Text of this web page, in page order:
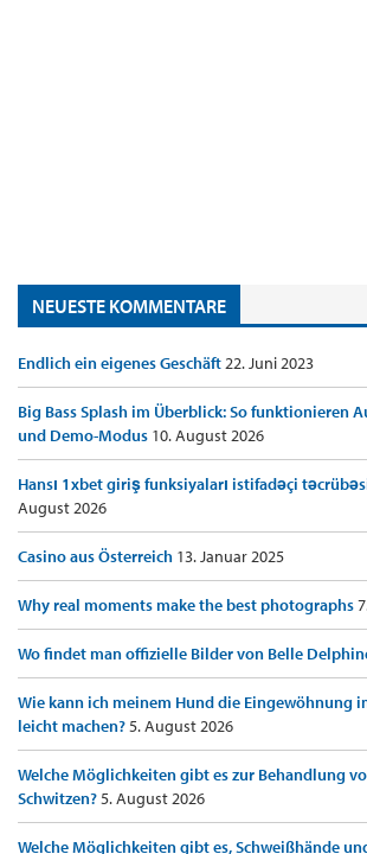
NEUESTE KOMMENTARE
Endlich ein eigenes Geschäft22. Juni 2023
Big Bass Splash im Überblick: So funktionieren
und Demo-Modus 10. August 2026
Hansı 1xbet giriş funksiyaları istifadəçi
August 2026
Casino aus Österreich 13. Januar 2025
Why real moments make the best photographs
Wo findet man offizielle Bilder von Belle
Wie kann ich meinem Hund die Eingewöhnung
leicht machen?5. August 2026
Welche Möglichkeiten gibt es zur Behandlung
Schwitzen?5. August 2026
Welche Möglichkeiten gibt es, Schweißhände